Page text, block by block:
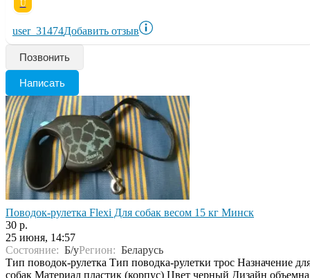
U
user_31474Добавить отзыв
Позвонить
Написать
Поводок-рулетка Flexi Для собак весом 15 кг Минск
30 р.
25 июня, 14:57
Состояние: Б/уРегион: Беларусь
Тип поводок-рулетка Тип поводка-рулетки трос Назначение
собак Материал пластик (корпус) Цвет черный Дизайн